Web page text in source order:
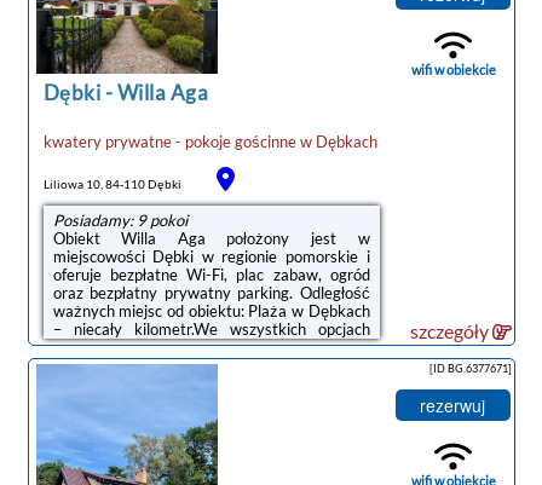
Lotnisko Lotnisko Gdańsk-Rębiechowo
znajduje się 74 km od obiektu.Doba hotelowa
od godziny 15:00 do 10:00.W obiekcie
obowiązuje zakaz organizowania wieczorów ...
Dębki-Willa Aga
kwatery prywatne - pokoje gościnnew Dębkach
Liliowa 10, 84-110 Dębki
Posiadamy: 9 pokoi
Obiekt Willa Aga położony jest w
miejscowości Dębki w regionie pomorskie i
oferuje bezpłatne Wi-Fi, plac zabaw, ogród
oraz bezpłatny prywatny parking. Odległość
ważnych miejsc od obiektu: Plaża w Dębkach
– niecały kilometr.We wszystkich opcjach
zakwaterowania znajduje się podłoga
wyłożona parkietem, kuchnia z pełnym
Wyposażenie obejmuje też telewizor z
płaskim ekranem z dostępem do kanałów
kablowych. Wyposażenie obejmuje także
mikrofalówkę, płytę kuchenną i czajnik.Na
wifi w obiekcie
szczegóły
[ID BG.6377671]
rezerwuj
wifi w obiekcie